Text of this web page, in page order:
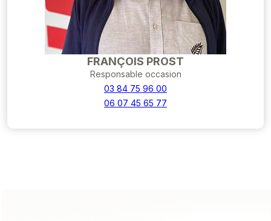
FRANÇOIS PROST
Responsable occasion
03 84 75 96 00
06 07 45 65 77